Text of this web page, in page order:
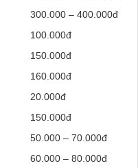
300.000 – 400.000đ
100.000đ
150.000đ
160.000đ
20.000đ
150.000đ
50.000 – 70.000đ
60.000 – 80.000đ